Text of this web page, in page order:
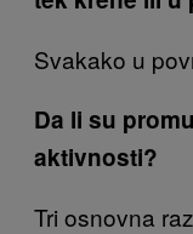
Svakako u
Da li su
aktivnosti?
Tri osnovna